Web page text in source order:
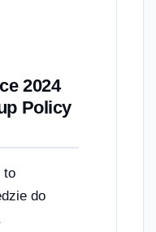
2024
Policy
to
do